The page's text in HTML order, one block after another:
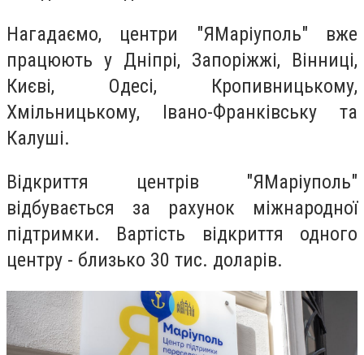
Нагадаємо, центри "ЯМаріуполь" вже
працюють у Дніпрі, Запоріжжі, Вінниці,
Києві, Одесі, Кропивницькому,
Хмільницькому, Івано-Франківську та
Калуші.
Відкриття центрів "ЯМаріуполь"
відбувається за рахунок міжнародної
підтримки. Вартість відкриття одного
центру - близько 30 тис. доларів.